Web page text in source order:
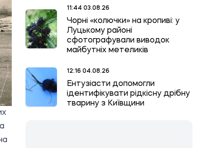
11:44 03.08.26
Чорні «колючки» на кропиві: у
Луцькому районі
сфотографували виводок
майбутніх метеликів
12:16 04.08.26
Ентузіасти допомогли
ідентифікувати рідкісну дрібну
тварину з Київщини